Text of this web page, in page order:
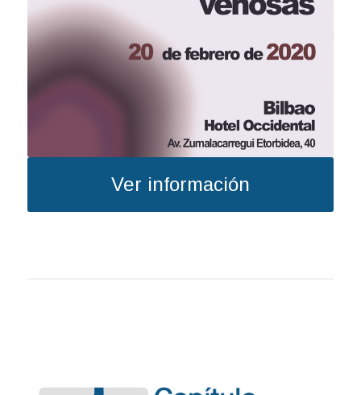
Ver información